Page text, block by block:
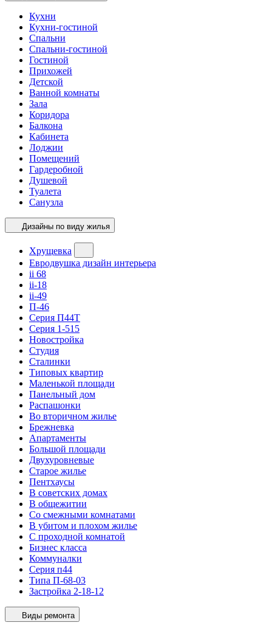
Кухни
Кухни-гостиной
Спальни
Спальни-гостиной
Гостиной
Прихожей
Детской
Ванной комнаты
Зала
Коридора
Балкона
Кабинета
Лоджии
Помещений
Гардеробной
Душевой
Туалета
Санузла
Дизайны по виду жилья
Хрущевка
Евродвушка дизайн интерьера
ii 68
ii-18
ii-49
П-46
Серия П44Т
Серия 1-515
Новостройка
Студия
Сталинки
Типовых квартир
Маленькой площади
Панельный дом
Распашонки
Во вторичном жилье
Брежневка
Апартаменты
Большой площади
Двухуровневые
Старое жилье
Пентхаусы
В советских домах
В общежитии
Со смежными комнатами
В убитом и плохом жилье
С проходной комнатой
Бизнес класса
Коммуналки
Серия п44
Типа П-68-03
Застройка 2-18-12
Виды ремонта